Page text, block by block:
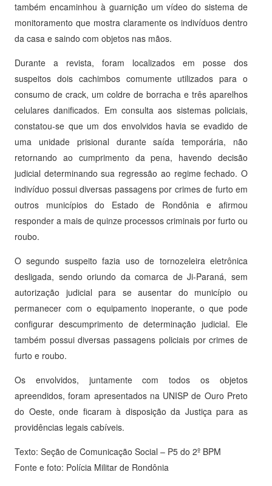
também encaminhou à guarnição um vídeo do sistema de
monitoramento que mostra claramente os indivíduos dentro
da casa e saindo com objetos nas mãos.
Durante a revista, foram localizados em posse dos
suspeitos dois cachimbos comumente utilizados para o
consumo de crack, um coldre de borracha e três aparelhos
celulares danificados. Em consulta aos sistemas policiais,
constatou-se que um dos envolvidos havia se evadido de
uma unidade prisional durante saída temporária, não
retornando ao cumprimento da pena, havendo decisão
judicial determinando sua regressão ao regime fechado. O
indivíduo possui diversas passagens por crimes de furto em
outros municípios do Estado de Rondônia e afirmou
responder a mais de quinze processos criminais por furto ou
roubo.
O segundo suspeito fazia uso de tornozeleira eletrônica
desligada, sendo oriundo da comarca de Ji-Paraná, sem
autorização judicial para se ausentar do município ou
permanecer com o equipamento inoperante, o que pode
configurar descumprimento de determinação judicial. Ele
também possui diversas passagens policiais por crimes de
furto e roubo.
Os envolvidos, juntamente com todos os objetos
apreendidos, foram apresentados na UNISP de Ouro Preto
do Oeste, onde ficaram à disposição da Justiça para as
providências legais cabíveis.
Texto: Seção de Comunicação Social – P5 do 2º BPM
Fonte e foto: Polícia Militar de Rondônia